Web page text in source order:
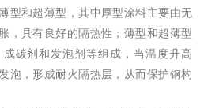
型和超薄型，其中厚型涂料主要由无
，具有良好的隔热性；薄型和超薄型
碳剂和发泡剂等组成，当温度升高
泡，形成耐火隔热层，从而保护钢构